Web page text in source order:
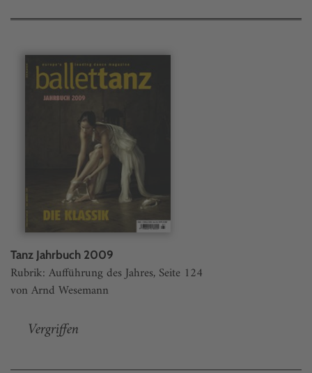
Tanz Jahrbuch 2009
Rubrik: Aufführung des Jahres, Seite 124
von Arnd Wesemann
Vergriffen